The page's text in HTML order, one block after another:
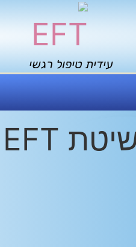
עידית טיפול רגשי